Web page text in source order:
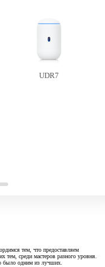
UDR7
тем, что предоставляем
тем, среди мастеров разного уровня.
было одним из лучших.